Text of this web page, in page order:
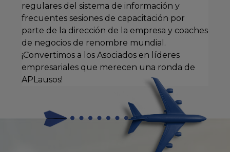
regulares del sistema de información y
frecuentes sesiones de capacitación por
parte de la dirección de la empresa y coaches
de negocios de renombre mundial.
¡Convertimos a los Asociados en líderes
empresariales que merecen una ronda de
APLausos!